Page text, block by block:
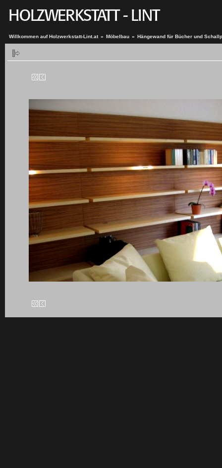
Willkommen auf Holzwerkstatt-Lint.at » Möbelbau » Hängewand für Bücher und